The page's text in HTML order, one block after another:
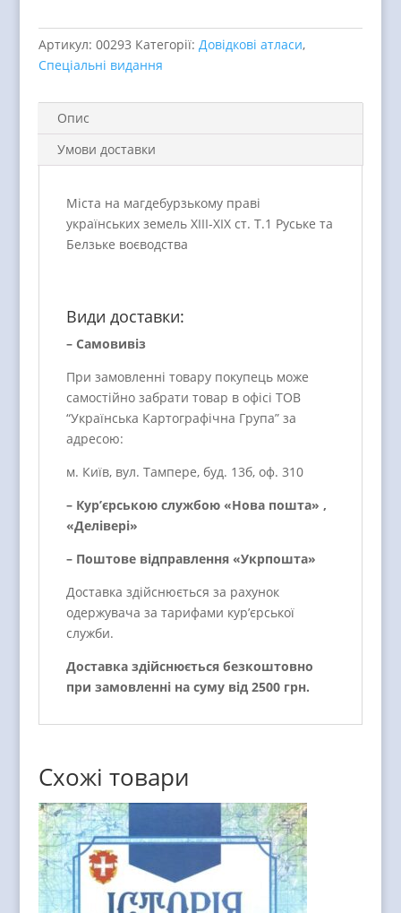
ХІІІ-
ХІХ
ст.
Руське
та
Белзьке
quantity
Артикул: 00293 Категорії: Довідкові атласи,
Спеціальні видання
Опис
Умови доставки
Міста на магдебурзькому праві
українських земель ХІІІ-ХІХ ст. Т.1 Руське та
Белзьке воєводства
Види доставки:
– Самовивіз
При замовленні товару покупець може
самостійно забрати товар в офісі ТОВ
“Українська Картографічна Група” за
адресою:
м. Київ, вул. Тампере, буд. 13б, оф. 310
– Кур’єрською службою «Нова пошта» ,
«Делівері»
– Поштове відправлення «Укрпошта»
Доставка здійснюється за рахунок
одержувача за тарифами кур’єрської
служби.
Доставка здійснюється безкоштовно
при замовленні на суму від 2500 грн.
Схожі товари